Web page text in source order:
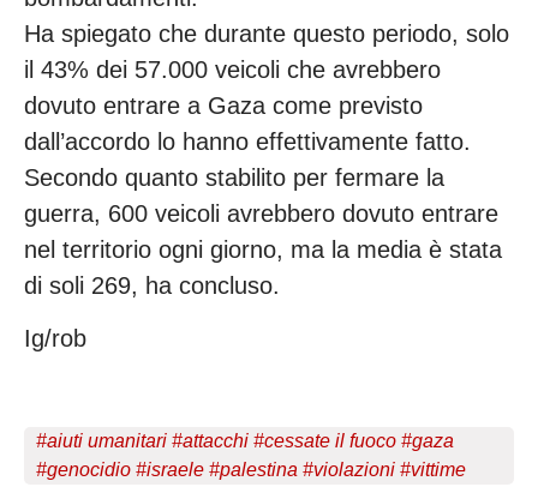
Ha spiegato che durante questo periodo, solo
il 43% dei 57.000 veicoli che avrebbero
dovuto entrare a Gaza come previsto
dall’accordo lo hanno effettivamente fatto.
Secondo quanto stabilito per fermare la
guerra, 600 veicoli avrebbero dovuto entrare
nel territorio ogni giorno, ma la media è stata
di soli 269, ha concluso.
Ig/rob
#aiuti umanitari #attacchi #cessate il fuoco #gaza
#genocidio #israele #palestina #violazioni #vittime